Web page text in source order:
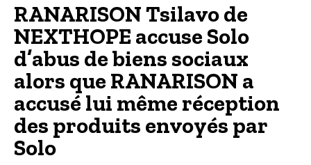
RANARISON Tsilavo de
NEXTHOPE accuse Solo
d’abus de biens sociaux
alors que RANARISON a
accusé lui même réception
des produits envoyés par
Solo